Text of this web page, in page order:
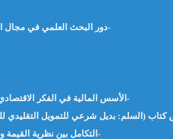
دور البحث العلمي في مجال الاقتصاد الإسلامي وتحديات التحول الرقمي – د. هيام سامي الزعبي -الأردن-
الأسس المالية في الفكر الاقتصادي الإسلامي: دراسة فكر أبي يوسف القاضي والماوردي. د.سارة فؤاد – مصر-
التكامل بين نظرية القيمة والتكنولوجيا الرقمية في تطوير عقود الإجارة – د.هيام سامي الزعبي -الأردن-